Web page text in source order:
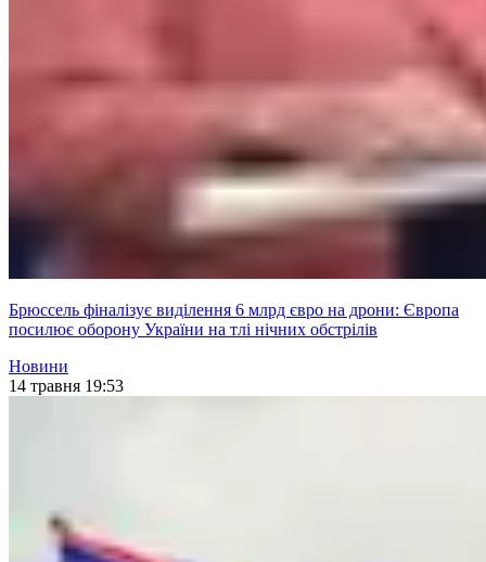
Брюссель фіналізує виділення 6 млрд євро на дрони: Європа
посилює оборону України на тлі нічних обстрілів
Новини
14 травня 19:53